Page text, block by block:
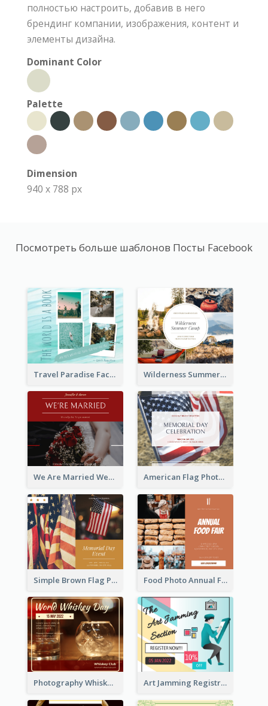
полностью настроить, добавив в него
брендинг компании, изображения, контент и
элементы дизайна.
Dominant Color
Palette
Dimension
940 x 788 px
Посмотреть больше шаблонов Посты Facebook
Travel Paradise Facebook Post Wilderness Summer Camp Facebook Post
We Are Married Wedding Facebook Post American Flag Photo Memorial Day Celebration Facebook Post
Simple Brown Flag Photo Memorial Day Facebook Post Food Photo Annual Food Fair Invitation Facebook Post
Photography Whiskey Day Facebook Post With Details Art Jamming Registration Facebook Post